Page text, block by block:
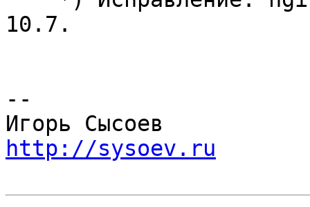
10.7.
--
http://sysoev.ru